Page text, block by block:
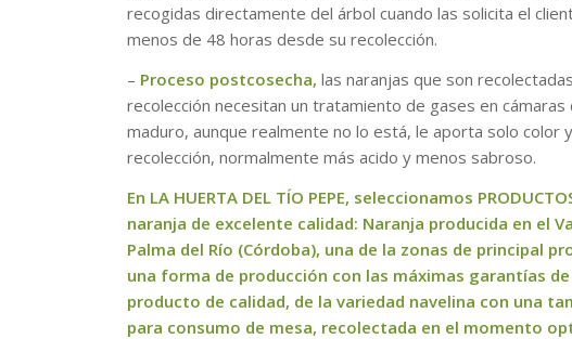
recogidas directamente del árbol cuando las solicita el
menos de 48 horas desde su recolección.
– Proceso postcosecha, las naranjas que son
recolección necesitan un tratamiento de gases en
maduro, aunque realmente no lo está, le aporta solo color
recolección, normalmente más acido y menos sabroso.
En LA HUERTA DEL TÍO PEPE, seleccionamos
naranja de excelente calidad: Naranja producida en el
Palma del Río (Córdoba), una de la zonas de principal
una forma de producción con las máximas garantías
producto de calidad, de la variedad navelina con una
para consumo de mesa, recolectada en el momento